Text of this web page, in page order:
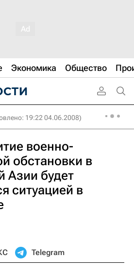
Экономика Общество
19:22 04.06.2008)
военно-
обстановки в
Азии будет
ситуацией в
Telegram